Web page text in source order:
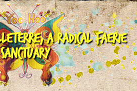
a Radical Faerie
Sanctuary